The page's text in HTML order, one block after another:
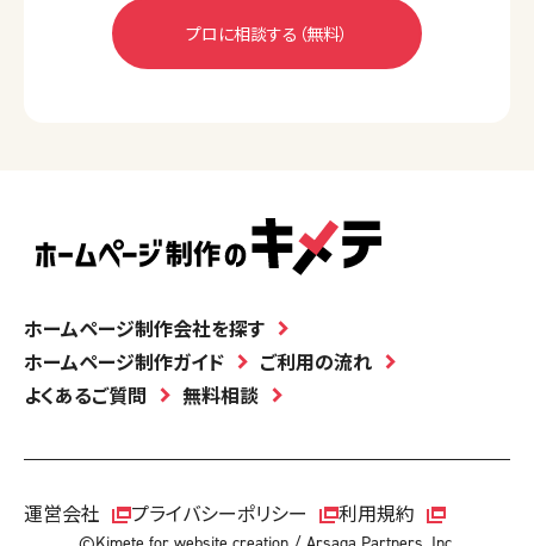
ホームページ制作会社を探す
ホームページ制作ガイド
ご利用の流れ
よくあるご質問
無料相談
運営会社 プライバシーポリシー 利用規約